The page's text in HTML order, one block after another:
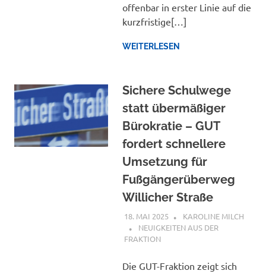
offenbar in erster Linie auf die
kurzfristige[…]
WEITERLESEN
Sichere Schulwege
statt übermäßiger
Bürokratie – GUT
fordert schnellere
Umsetzung für
Fußgängerüberweg
Willicher Straße
18. MAI 2025
KAROLINE MILCH
NEUIGKEITEN AUS DER
FRAKTION
Die GUT-Fraktion zeigt sich